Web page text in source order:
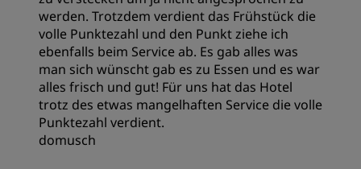
werden. Trotzdem verdient das Frühstück die
volle Punktezahl und den Punkt ziehe ich
ebenfalls beim Service ab. Es gab alles was
man sich wünscht gab es zu Essen und es war
alles frisch und gut! Für uns hat das Hotel
trotz des etwas mangelhaften Service die volle
Punktezahl verdient.
domusch